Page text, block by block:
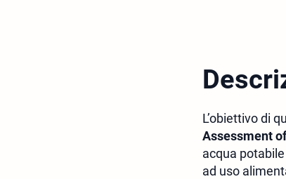
L’obiettivo di
Assessment
acqua
ad uso